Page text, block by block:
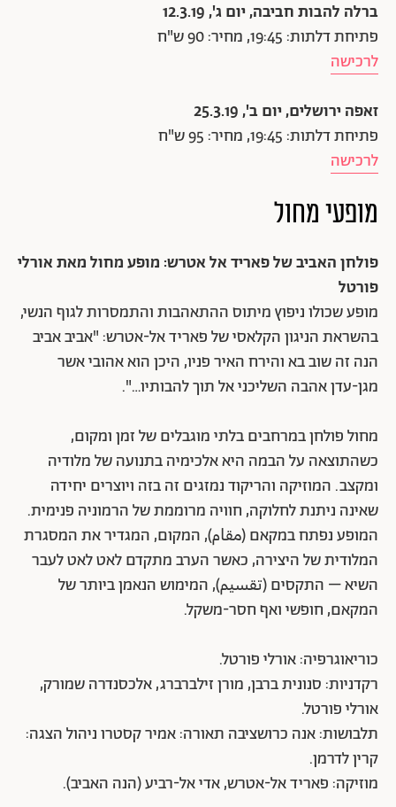
ברלה להבות חביבה, יום ג', 12.3.19
פתיחת דלתות: 19:45, מחיר: 90 ש"ח
לרכישה
זאפה ירושלים, יום ב', 25.3.19
פתיחת דלתות: 19:45, מחיר: 95 ש"ח
לרכישה
מופעי מחול
פולחן האביב של פאריד אל אטרש: מופע מחול מאת אורלי
פורטל
מופע שכולו ניפוץ מיתוס ההתאהבות והתמסרות לגוף הנשי,
בהשראת הניגון הקלאסי של פאריד אל-אטרש: "אביב אביב
הנה זה שוב בא והירח האיר פניו, היכן הוא אהובי אשר
מגן-עדן אהבה השליכני אל תוך להבותיו…".
מחול פולחן במרחבים בלתי מוגבלים של זמן ומקום,
כשהתוצאה על הבמה היא אלכימיה בתנועה של מלודיה
ומקצב. המוזיקה והריקוד נמזגים זה בזה ויוצרים יחידה
שאינה ניתנת לחלוקה, חוויה מרוממת של הרמוניה פנימית.
המופע נפתח במקאם (مقام), המקום, המגדיר את המסגרת
המלודית של היצירה, כאשר הערב מתקדם לאט לאט לעבר
השיא – התקסים (تقسيم), המימוש הנאמן ביותר של
המקאם, חופשי ואף חסר-משקל.
כוריאוגרפיה: אורלי פורטל.
רקדניות: סנונית ברבן, מורן זילברברג, אלכסנדרה שמורק,
אורלי פורטל.
תלבושות: אנה כרושציבה תאורה: אמיר קסטרו ניהול הצגה:
קרין לדרמן.
מוזיקה: פאריד אל-אטרש, אדי אל-רביע (הנה האביב).